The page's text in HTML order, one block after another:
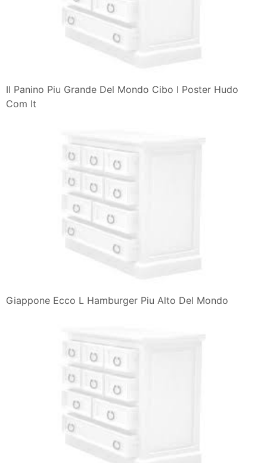
Il Panino Piu Grande Del Mondo Cibo I Poster Hudo
Com It
Giappone Ecco L Hamburger Piu Alto Del Mondo